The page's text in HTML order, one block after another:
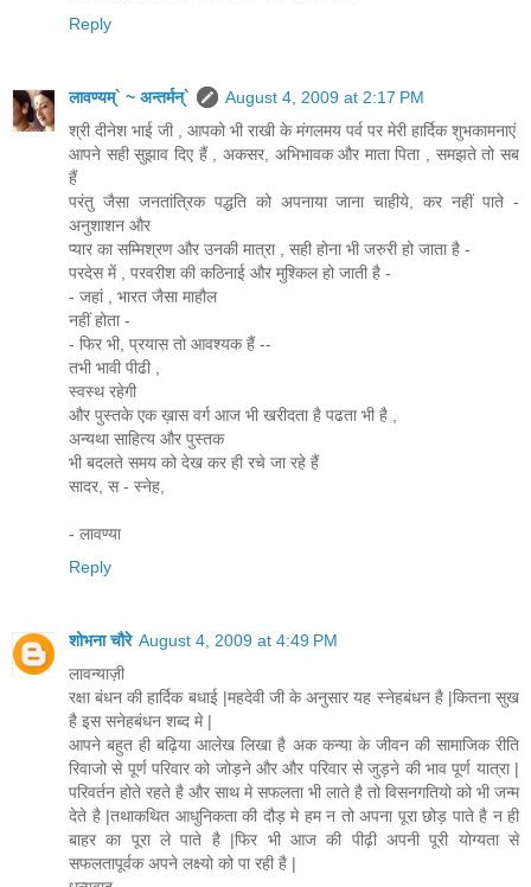
Reply
लावण्यम्` ~ अन्तर्मन्`
August 4, 2009 at 2:17 PM
श्री दीनेश भाई जी , आपको भी राखी के मंगलमय पर्व पर मेरी हार्दिक शुभकामनाएं
आपने सही सुझाव दिए हैं , अकसर, अभिभावक और माता पिता , समझते तो सब
हैं
परंतु जैसा जनतांत्रिक पद्धति को अपनाया जाना चाहीये, कर नहीं पाते -
अनुशाशन और
प्यार का सम्मिश्रण और उनकी मात्रा , सही होना भी जरुरी हो जाता है -
परदेस में , परवरीश की कठिनाई और मुश्किल हो जाती है -
- जहां , भारत जैसा माहौल
नहीं होता -
- फिर भी, प्रयास तो आवश्यक हैं --
तभी भावी पीढी ,
स्वस्थ रहेगी
और पुस्तके एक ख़ास वर्ग आज भी खरीदता है पढता भी है ,
अन्यथा साहित्य और पुस्तक
भी बदलते समय को देख कर ही रचे जा रहे हैं
सादर, स - स्नेह,
- लावण्या
Reply
शोभना चौरे August 4, 2009 at 4:49 PM
लावन्याज़ी
रक्षा बंधन की हार्दिक बधाई |महदेवी जी के अनुसार यह स्नेहबंधन है |कितना सुख
है इस सनेहबंधन शब्द मे |
आपने बहुत ही बढ़िया आलेख लिखा है अक कन्या के जीवन की सामाजिक रीति
रिवाजो से पूर्ण परिवार को जोड़ने और और परिवार से जुड़ने की भाव पूर्ण यात्रा |
परिवर्तन होते रहते है और साथ मे सफलता भी लाते है तो विसनगतियो को भी जन्म
देते है |तथाकथित आधुनिकता की दौड़ मे हम न तो अपना पूरा छोड़ पाते है न ही
बाहर का पूरा ले पाते है |फिर भी आज की पीढ़ी अपनी पूरी योग्यता से
सफलतापूर्वक अपने लक्ष्यो को पा रही है |